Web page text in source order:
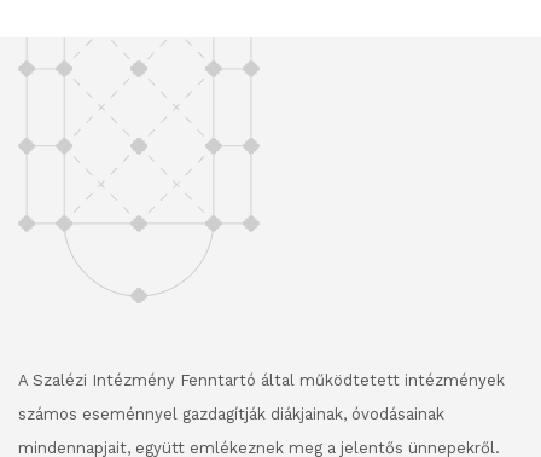
A Szalézi Intézmény Fenntartó által működtetett intézmények
számos eseménnyel gazdagítják diákjainak, óvodásainak
mindennapjait, együtt emlékeznek meg a jelentős ünnepekről.